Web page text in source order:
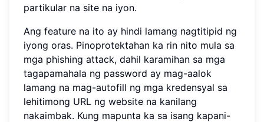
partikular na site na iyon.
Ang feature na ito ay hindi lamang nagtitipid ng
iyong oras. Pinoprotektahan ka rin nito mula sa
mga phishing attack, dahil karamihan sa mga
tagapamahala ng password ay mag-aalok
lamang na mag-autofill ng mga kredensyal sa
lehitimong URL ng website na kanilang
nakaimbak. Kung mapunta ka sa isang kapani-